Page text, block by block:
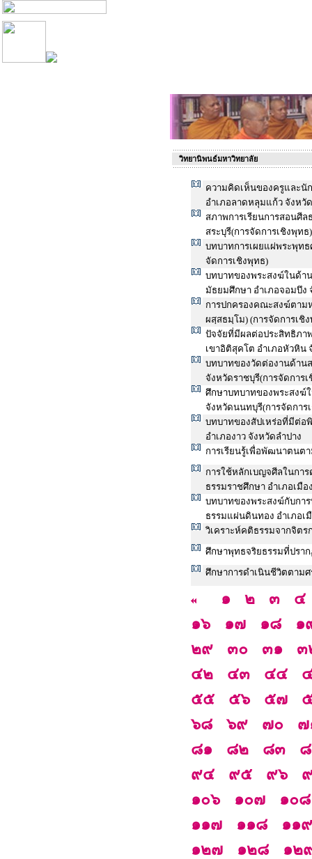
วิทยานิพนธ์มหาวิทยาลัย
ความคิดเห็นของครูและนั
อำเภอลาดหลุมแก้ว จังหวั
สภาพการเรียนการสอนศี
สระบุรี(การจัดการเชิงพุทธ)
บทบาทการเผยแผ่พระพุท
จัดการเชิงพุทธ)
บทบาทของพระสงฆ์ในด้า
มัธยมศึกษา อำเภอจอมบึง
การปกครองคณะสงฆ์ตาม
ผสฺสธมฺโม) (การจัดการเชิ
ปัจจัยที่มีผลต่อประสิทธิภา
เขาอิติสุคโต อำเภอหัวหิน
บทบาทของวัดต่องานด้าน
จังหวัดราชบุรี(การจัดการ
ศึกษาบทบาทของพระสงฆ์
จังหวัดนนทบุรี(การจัดการ
บทบาทของสัปเหร่อที่มีต่อ
อำเภองาว จังหวัดลำปาง
การเรียนรู้เพื่อพัฒนาตนต
การใช้หลักเบญจศีลในกา
ธรรมราชศึกษา อำเภอเมื
บทบาทของพระสงฆ์กับก
ธรรมแผ่นดินทอง อำเภอเ
วิเคราะห์คติธรรมจากจิต
ศึกษาพุทธจริยธรรมที่ปรา
ศึกษาการดำเนินชีวิตตาม
๑ ๒ ๓
๔
๑๖
๑๗ ๑๘
๑
๒๙
๓๐ ๓๑
๓
๔๒
๔๓ ๔๔
๕๕
๕๖ ๕๗
๖๘
๖๙ ๗๐
๗
๘๑
๘๒ ๘๓
๙๔
๙๕ ๙๖
๑๐๖
๑๐๗
๑๐๘
๑๑๗
๑๑๘
๑๑๙
๑๒๗
๑๒๘
๑๒